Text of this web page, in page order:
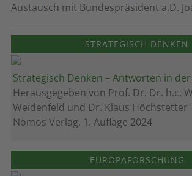
Austausch mit Bundespräsident a.D.
STRATEGISCH DENKEN
Strategisch Denken – Antworten in
Herausgegeben von Prof. Dr. Dr. h.c.
Weidenfeld und Dr. Klaus Höchstetter
Nomos Verlag, 1. Auflage 2024
EUROPAFORSCHUNG